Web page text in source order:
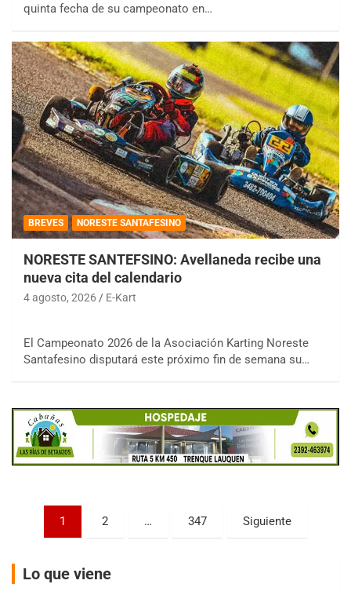
quinta fecha de su campeonato en…
BREVES NORESTE SANTAFESINO
NORESTE SANTEFSINO: Avellaneda recibe una
nueva cita del calendario
4 agosto, 2026 E-Kart
El Campeonato 2026 de la Asociación Karting Noreste
Santafesino disputará este próximo fin de semana su…
Paginación
entradas
1 2 … 347 Siguiente
Lo que viene
Zárate (Buenos Aires)
PROKART METROPOLITANO - F1
Rubén Luis Di Palma (Asfalto)
AKPS - F6
Kartódromo AKPS (Asfalto)
Comodoro Rivadavia (Chubut)
CORDOBES ASFALTO - F7
Complejo Valentín Lauret (Tierra)